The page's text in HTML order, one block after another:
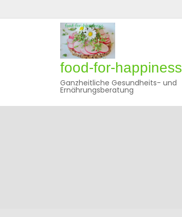
to
food-for-happiness
Ganzheitliche Gesundheits- und
Ernährungsberatung